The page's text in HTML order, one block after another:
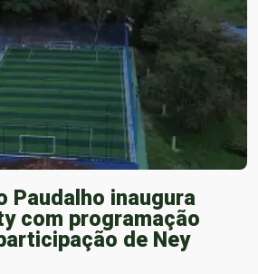
Paudalho inaugura
com programação
de Ney